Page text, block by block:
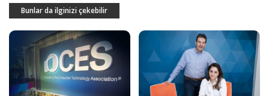
Bunlar da ilginizi çekebilir